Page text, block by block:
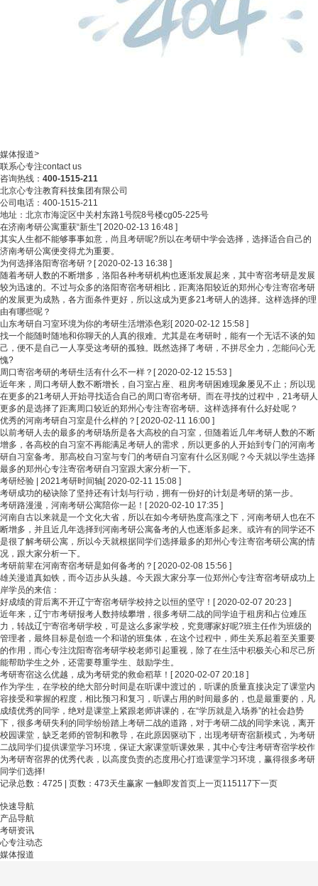
媒体报道>
联系心专注contact us
咨询热线： 400-1515-211
北京心专注教育科技集团有限公司
公司电话：400-1515-211
地址：北京市海淀区中关村东路1号院8号楼cg05-225号
在济南考研公寓重获“新生”[ 2020-02-13 16:48 ]
其实人生都不能够事事如意，尚且考研呢?所以在考研中学会选择，选择适合自己的
济南考研公寓便变得尤为重要。
为何选择洛阳寄宿考研？ [ 2020-02-13 16:38 ]
随着考研人数的不断增多，洛阳各种考研机构也逐渐发展起来，其中寄宿考研是发展
较为迅速的。不过与众多的洛阳寄宿考研相比，距离洛阳较近的郑州心专注寄宿考研
的发展更为成熟，各方面条件更好，所以这成为更多21考研人的选择。这样选择的理
由有哪些呢？
山东考研自习室环境为你的考研生活增添色彩[ 2020-02-12 15:58 ]
找一个能随时随地和你聊天的人真的很难。尤其是在考研时，能有一个无话不谈的知
己，便不是自己一人享受这考研的孤独。既然选择了考研，不拼尽全力，怎能问心无
愧?
周口寄宿考研的考研生活有什么不一样？ [ 2020-02-12 15:53 ]
近年来，周口考研人数不断增长，自习室占座、租房考研困难现象屡见不止；所以现
在更多的21考研人开始寻找适合自己的周口寄宿考研。而在寻找的过程中，21考研人
更多的是选择了距离周口较近的郑州心专注寄宿考研。这样选择有什么好处呢？
优秀的河南考研自习室是什么样的？ [ 2020-02-11 16:00 ]
以前考研人去的最多的考研场所是各大高校的自习室，但随着近几年考研人数的不断
增多，各高校的自习室不再能满足考研人的需求，所以更多的人开始到专门的河南考
研自习室备考。那高校自习室与专门的考研自习室有什么区别呢？今天就以学生选择
最多的郑州心专注寄宿考研自习室跟大家分析一下。
考研经验 | 2021考研时间轴 [ 2020-02-11 15:08 ]
考研成功的秘诀除了坚持还有计划与行动，拥有一份好的计划是考研的第一步。
考研路漫漫，河南考研公寓陪你一起！ [ 2020-02-10 17:35 ]
河南自古以来就是一个文化大省，所以在如今考研热度高涨之下，河南考研人也在不
断增多，并且近几年选择到河南考研公寓备考的人也逐渐多起来。或许有的同学还不
是很了解考研公寓，所以今天就根据同学们选择最多的郑州心专注寄宿考研公寓的情
况，跟大家分析一下。
考研前辈在河南寄宿考研是如何备考的？ [ 2020-02-08 15:56 ]
雄关漫道真如铁，而今迈步从头越。今天跟大家分享一位郑州心专注寄宿考研成功上
岸学员的来信：
好成绩的背后离不开辽宁寄宿考研学校持之以恒的坚守！ [ 2020-02-07 20:23 ]
近年来，辽宁市考研报考人数持续攀增，很多考研二战的同学迫于租房和占位难压
力，转战辽宁寄宿考研学校，可是这么多家学校，究竟哪家好呢?班主任作为班级的
管理者，最终目标是创造一个和谐的班集体，在这个过程中，师生关系起着至关重要
的作用，而心专注沈阳寄宿考研学校老师引起重视，除了在生活中积极关心和尽己所
能帮助学生之外，还需要尊重学生、鼓励学生。
考研寄宿这么优越，成为考研党的救命稻草！ [ 2020-02-07 20:18 ]
作为学生，在学校的绝大部分时间是在听课中渡过的，听课的质量直接决定了课堂内
容接受和掌握的程度，相比预习和复习，听课占用的时间最多的，也是最重要的，凡
成绩优秀的同学，绝对是课堂上紧跟老师讲课的，在“学历就是入场券”的社会趋势
下，很多考研失利的同学纷纷踏上考研二战的道路，对于考研二战的同学来说，离开
校园课堂，缺乏老师的管制和教导，在此原因驱动下，出现考研寄宿新模式，为考研
二战同学们提供课堂学习环境，保证大家课堂听课效果，其中心专注考研寄宿学校作
为考研寄宿界的优秀代表，以高度负责的态度用心打造课堂学习环境，赢得很多考研
同学们选择!
记录总数：4725 | 页数：473天生赢家 一触即发首页上一页115117下一页
快速导航
产品导航
考研资讯
心专注动态
媒体报道